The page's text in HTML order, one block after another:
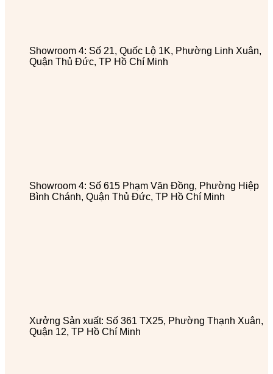
Showroom 4: Số 21, Quốc Lộ 1K, Phường Linh Xuân,
Quận Thủ Đức, TP Hồ Chí Minh
Showroom 4: Số 615 Phạm Văn Đồng, Phường Hiệp
Bình Chánh, Quận Thủ Đức, TP Hồ Chí Minh
Xưởng Sản xuất: Số 361 TX25, Phường Thạnh Xuân,
Quận 12, TP Hồ Chí Minh